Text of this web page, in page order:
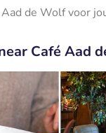
de Wolf voor
Café Aad